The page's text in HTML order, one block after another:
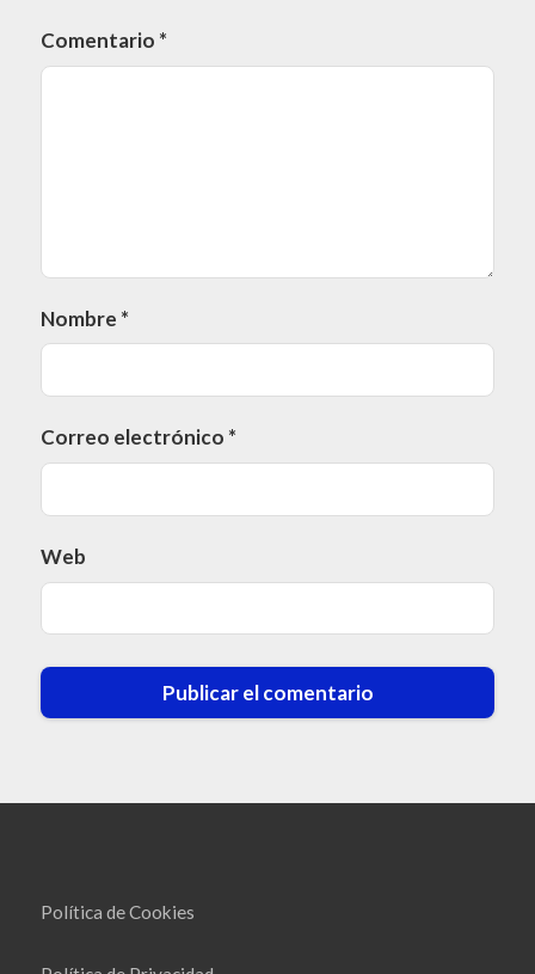
Comentario *
Nombre *
Correo electrónico *
Web
Política de Cookies